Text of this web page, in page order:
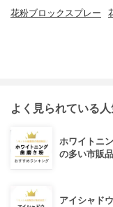
花粉ブロックスプレー
よく見られている
ホワイトニ
の多い市販
アイシャド